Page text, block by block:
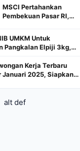
MSCI Pertahankan
Pembekuan Pasar RI,
Indeks
UMKM Untuk
Pangkalan Elpiji 3kg,
Kerja Terbaru
Januari 2025, Siapkan
alt def